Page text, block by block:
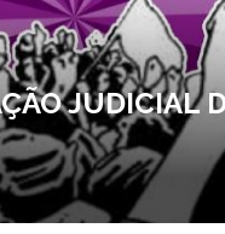
JUDICIAL